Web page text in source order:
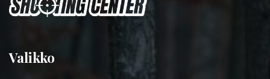
Valikko